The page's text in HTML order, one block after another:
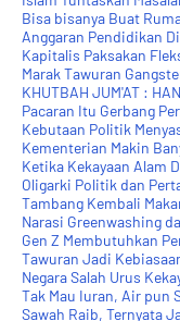
Bisa bisanya Buat
Anggaran Pendidikan
Kapitalis Paksakan
Marak Tawuran
KHUTBAH JUM'AT :
Pacaran Itu Gerbang
Kebutaan Politik
Kementerian Makin
Ketika Kekayaan Alam
Oligarki Politik dan
Tambang Kembali
Narasi Greenwashing
Gen Z Membutuhkan
Tawuran Jadi
Negara Salah Urus
Tak Mau Iuran, Air pun
Sawah Raib, Ternyata